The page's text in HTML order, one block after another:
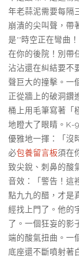
年老蒜泥需要每隔
崩潰的尖叫聲，帶
是**時空正在彎曲
在你的後院！別帶
沾沾還在糾結要不
聲巨大的撞擊。一
正從牆上的破洞鑽
桶上用毛筆寫著「
地瞪大了眼睛。K-
優雅地一揮：「沒
必包養留言板須在
致尖銳、刺鼻的酸
音效：「警告！這
點九九的醋，才是
經找上門了。他的
了。一個狂妄的影
端的酸氣扭曲。一
底座還不斷噴射著